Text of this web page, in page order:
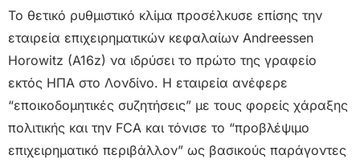
Το θετικό ρυθμιστικό κλίμα προσέλκυσε επίσης την
εταιρεία επιχειρηματικών κεφαλαίων Andreessen
Horowitz (A16z) να ιδρύσει το πρώτο της γραφείο
εκτός ΗΠΑ στο Λονδίνο. Η εταιρεία ανέφερε
“εποικοδομητικές συζητήσεις” με τους φορείς χάραξης
πολιτικής και την FCA και τόνισε το “προβλέψιμο
επιχειρηματικό περιβάλλον” ως βασικούς παράγοντες